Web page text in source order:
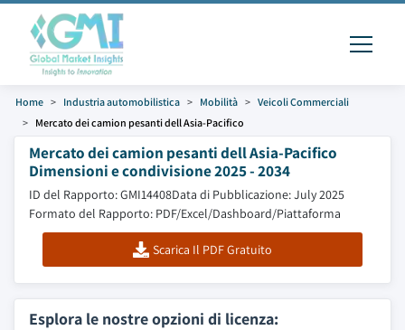
Home Industria automobilistica Mobilità
Veicoli Commerciali
Mercato dei camion pesanti dell Asia-Pacifico
Mercato dei camion pesanti dell Asia-Pacifico
Dimensioni e condivisione 2025 - 2034
ID del Rapporto: GMI14408Data di Pubblicazione: July 2025
Formato del Rapporto: PDF/Excel/Dashboard/Piattaforma
Scarica Il PDF Gratuito
Esplora le nostre opzioni di licenza: